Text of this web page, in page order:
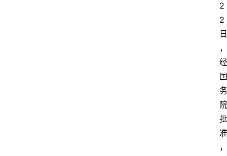
2
2
日
，
经
国
务
院
批
准
，